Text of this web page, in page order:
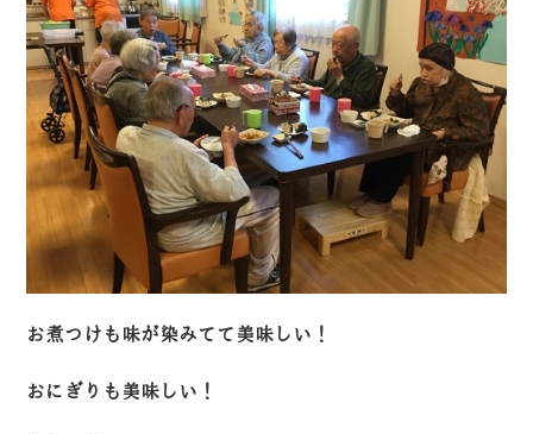
お煮つけも味が染みてて美味しい！
おにぎりも美味しい！